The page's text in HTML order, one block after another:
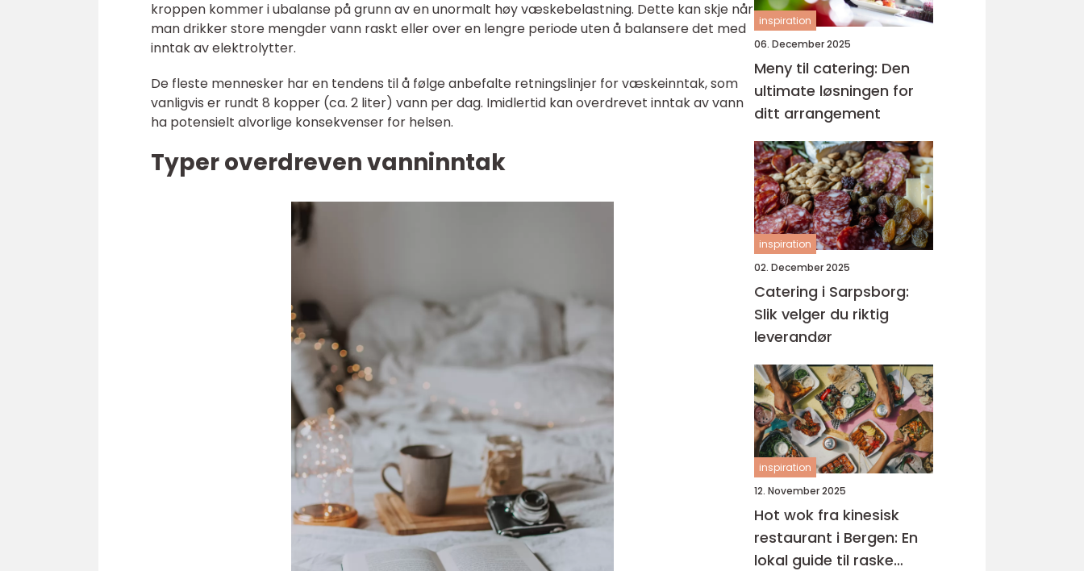
kroppen kommer i ubalanse på grunn av en unormalt høy væskebelastning. Dette kan skje når
man drikker store mengder vann raskt eller over en lengre periode uten å balansere det med
inntak av elektrolytter.
De fleste mennesker har en tendens til å følge anbefalte retningslinjer for væskeinntak, som
vanligvis er rundt 8 kopper (ca. 2 liter) vann per dag. Imidlertid kan overdrevet inntak av vann
ha potensielt alvorlige konsekvenser for helsen.
Typer overdreven vanninntak
inspiration
06. December 2025
Meny til catering: Den
ultimate løsningen for
ditt arrangement
inspiration
02. December 2025
Catering i Sarpsborg:
Slik velger du riktig
leverandør
inspiration
12. November 2025
Hot wok fra kinesisk
restaurant i Bergen: En
lokal guide til raske